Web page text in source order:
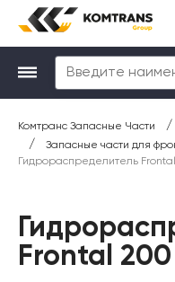
Комтранс Запасные Части /
/ Запасные части для
Гидрораспределитель
Frontal 200